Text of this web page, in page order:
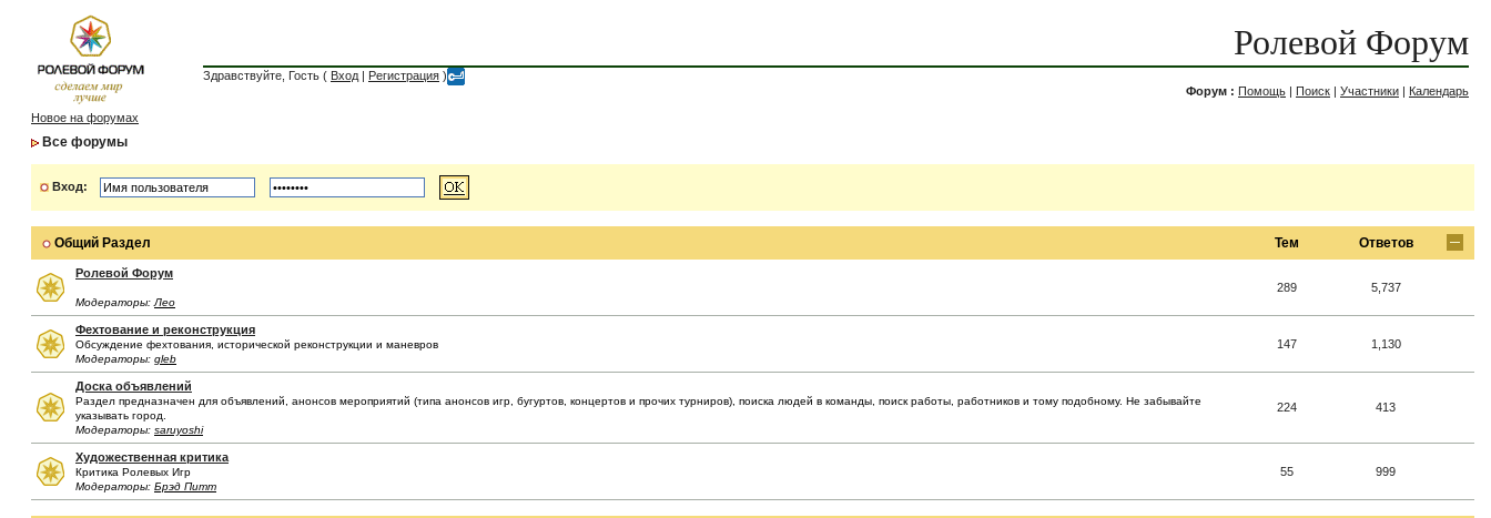
Ролевой Форум
Здравствуйте, Гость ( Вход | Регистрация )
Форум : Помощь | Поиск | Участники | Календарь
Новое на форумах
Все форумы
Вход:
Общий Раздел Тем Ответов
Ролевой Форум
Модераторы: Лео
289 5,737
Фехтование и реконструкция
Обсуждение фехтования, исторической реконструкции и маневров
Модераторы: gleb
147 1,130
Доска объявлений
Раздел предназначен для объявлений, анонсов мероприятий (типа анонсов игр, бугуртов, концертов и прочих турниров), поиска людей в команды, поиск работы, работников и тому подобному. Не забывайте
указывать город.
Модераторы: saruyoshi
224 413
Художественная критика
Критика Ролевых Игр
Модераторы: Брэд Питт
55 999